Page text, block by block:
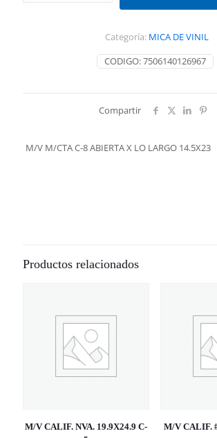
CODIGO:7506140126967
Categoría: MICA DE VINIL
Compartir
M/V M/CTA C-8 ABIERTA X LO LARGO 14.5X23
Productos relacionados
M/V CALIF. NVA. 19.9X24.9 C-
M/V CALIF.